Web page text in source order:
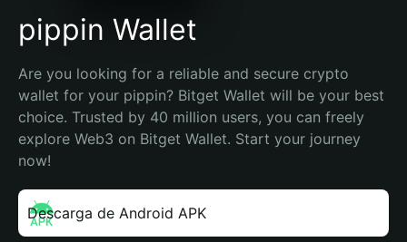
pippin Wallet
Are you looking for a reliable and secure crypto
wallet for your pippin? Bitget Wallet will be your best
choice. Trusted by 40 million users, you can freely
explore Web3 on Bitget Wallet. Start your journey
now!
Descarga de Android APK